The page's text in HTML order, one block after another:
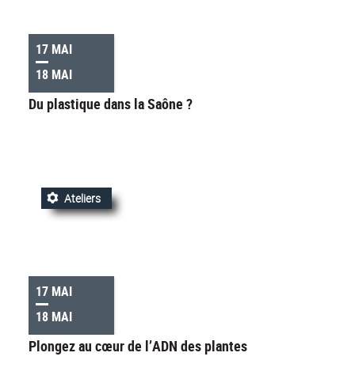
17 MAI
18 MAI
Du plastique dans la Saône ?
17 MAI
18 MAI
Ateliers
Plongez au cœur de l’ADN des plantes